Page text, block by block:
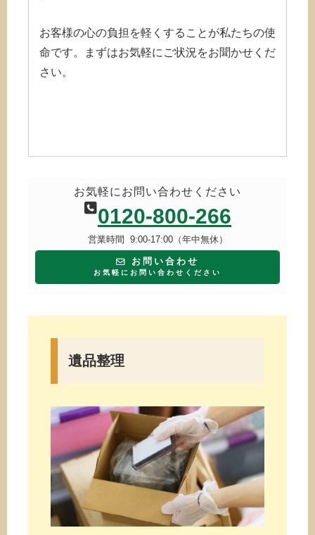
お客様の心の負担を軽くすることが私たちの使
命です。まずはお気軽にご状況をお聞かせくだ
さい。
お気軽にお問い合わせください
0120-800-266
営業時間 9:00-17:00（年中無休）
お問い合わせ
お気軽にお問い合わせください
遺品整理